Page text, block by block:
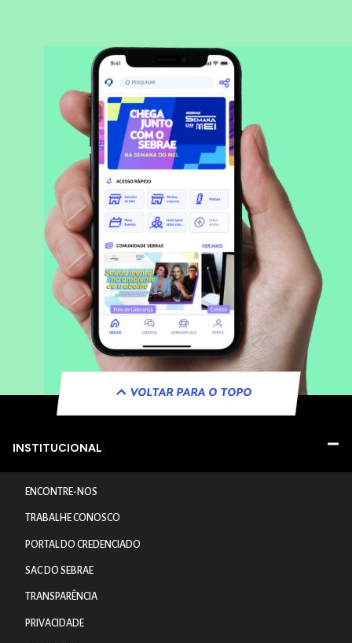
VOLTAR PARA O TOPO
INSTITUCIONAL
ENCONTRE-NOS
TRABALHE CONOSCO
PORTAL DO CREDENCIADO
SAC DO SEBRAE
TRANSPARÊNCIA
PRIVACIDADE